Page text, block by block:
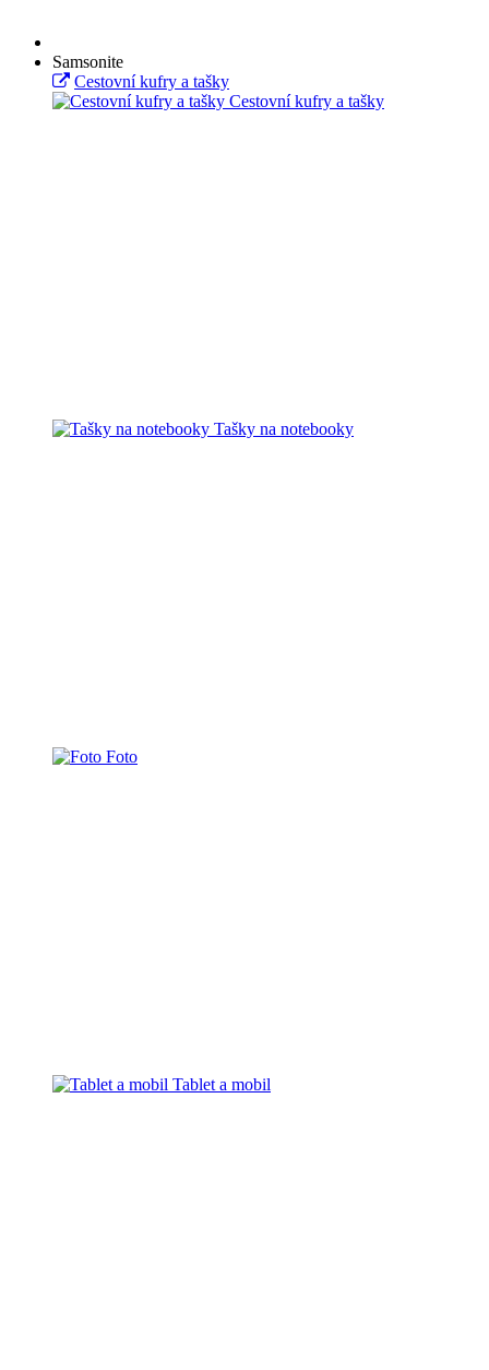
Samsonite
Cestovní kufry a tašky
Cestovní kufry a tašky
Tašky na notebooky
Foto
Tablet a mobil